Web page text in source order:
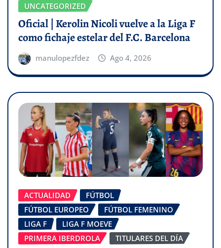
UNCATEGORIZED
Oficial | Kerolin Nicoli vuelve a la Liga F
como fichaje estelar del F.C. Barcelona
manulopezfdez Ago 4, 2026
ACTUALIDAD
FÚTBOL
FÚTBOL EUROPEO
FÚTBOL FEMENINO
LIGA F
LIGA F MOEVE
PRIMERA IBERDROLA
TITULARES DEL DÍA